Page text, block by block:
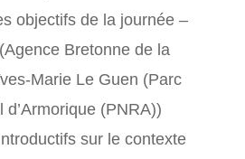
objectifs de la journée –
Bretonne de la
Marie Le Guen (Parc
d’Armorique (PNRA))
sur le contexte